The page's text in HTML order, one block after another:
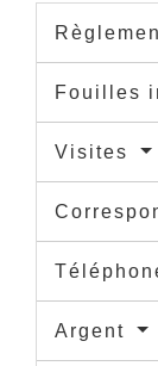
Fouilles
Visites
Argent